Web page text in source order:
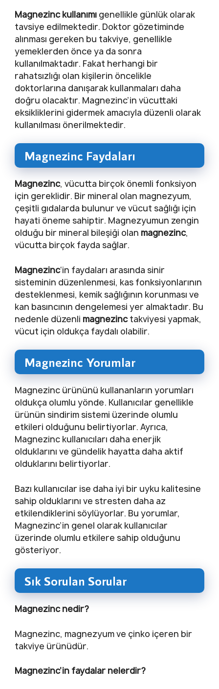
Magnezinc kullanımı genellikle günlük olarak
tavsiye edilmektedir. Doktor gözetiminde
alınması gereken bu takviye, genellikle
yemeklerden önce ya da sonra
kullanılmaktadır. Fakat herhangi bir
rahatsızlığı olan kişilerin öncelikle
doktorlarına danışarak kullanmaları daha
doğru olacaktır. Magnezinc’in vücuttaki
eksikliklerini gidermek amacıyla düzenli olarak
kullanılması önerilmektedir.
Magnezinc Faydaları
Magnezinc, vücutta birçok önemli fonksiyon
için gereklidir. Bir mineral olan magnezyum,
çeşitli gıdalarda bulunur ve vücut sağlığı için
hayati öneme sahiptir. Magnezyumun zengin
olduğu bir mineral bileşiği olan magnezinc,
vücutta birçok fayda sağlar.
Magnezinc‘in faydaları arasında sinir
sisteminin düzenlenmesi, kas fonksiyonlarının
desteklenmesi, kemik sağlığının korunması ve
kan basıncının dengelemesi yer almaktadır. Bu
nedenle düzenli magnezinctakviyesi yapmak,
vücut için oldukça faydalı olabilir.
Magnezinc Yorumlar
Magnezinc ürününü kullananların yorumları
oldukça olumlu yönde. Kullanıcılar genellikle
ürünün sindirim sistemi üzerinde olumlu
etkileri olduğunu belirtiyorlar. Ayrıca,
Magnezinc kullanıcıları daha enerjik
olduklarını ve gündelik hayatta daha aktif
olduklarını belirtiyorlar.
Bazı kullanıcılar ise daha iyi bir uyku kalitesine
sahip olduklarını ve stresten daha az
etkilendiklerini söylüyorlar. Bu yorumlar,
Magnezinc’in genel olarak kullanıcılar
üzerinde olumlu etkilere sahip olduğunu
gösteriyor.
Sık Sorulan Sorular
Magnezinc nedir?
Magnezinc, magnezyum ve çinko içeren bir
takviye ürünüdür.
Magnezinc’in faydalar nelerdir?